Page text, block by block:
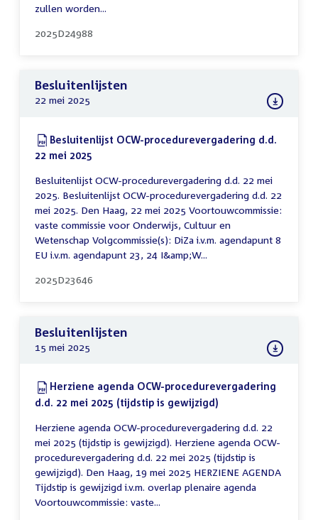
zullen worden...
2025D24988
Besluitenlijsten
22 mei 2025
Download:
Besluitenlijst OCW-procedurevergadering d.d.
22 mei 2025
Besluitenlijst OCW-procedurevergadering d.d. 22 mei
2025. Besluitenlijst OCW-procedurevergadering d.d. 22
mei 2025. Den Haag, 22 mei 2025 Voortouwcommissie:
vaste commissie voor Onderwijs, Cultuur en
Wetenschap Volgcommissie(s): DiZa i.v.m. agendapunt 8
EU i.v.m. agendapunt 23, 24 I&amp;W...
2025D23646
Besluitenlijsten
15 mei 2025
Download:
Herziene agenda OCW-procedurevergadering
d.d. 22 mei 2025 (tijdstip is gewijzigd)
Herziene agenda OCW-procedurevergadering d.d. 22
mei 2025 (tijdstip is gewijzigd). Herziene agenda OCW-
procedurevergadering d.d. 22 mei 2025 (tijdstip is
gewijzigd). Den Haag, 19 mei 2025 HERZIENE AGENDA
Tijdstip is gewijzigd i.v.m. overlap plenaire agenda
Voortouwcommissie: vaste...